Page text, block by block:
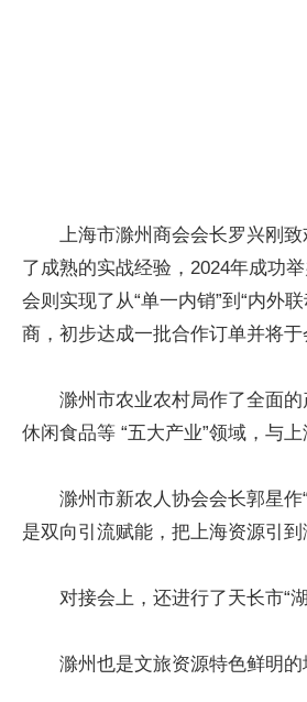
上海市滁州商会会长罗兴刚
了成熟的实战经验，2024年成功
会则实现了从“单一内销”到“内外
商，初步达成一批合作订单并将
滁州市农业农村局作了全面
休闲食品等 “五大产业”领域，与
滁州市新农人协会会长郭星
是双向引流赋能，把上海资源引
对接会上，还进行了天长市“
滁州也是文旅资源特色鲜明